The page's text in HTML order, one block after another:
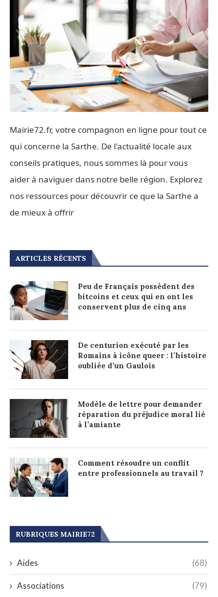
Mairie72.fr, votre compagnon en ligne pour tout ce
qui concerne la Sarthe. De l'actualité locale aux
conseils pratiques, nous sommes là pour vous
aider à naviguer dans notre belle région. Explorez
nos ressources pour découvrir ce que la Sarthe a
de mieux à offrir
ARTICLES RÉCENTS
Peu de Français possèdent des
bitcoins et ceux qui en ont les
conservent plus de cinq ans
De centurion exécuté par les
Romains à icône queer : l’histoire
oubliée d’un Gaulois
Modèle de lettre pour demander
réparation du préjudice moral lié
à l’amiante
Comment résoudre un conflit
entre professionnels au travail ?
RUBRIQUES MAIRIE72
Aides (68)
Associations (79)